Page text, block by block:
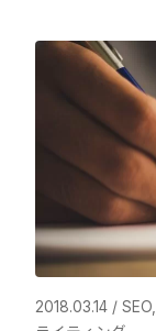
2018.03.14 / SEO,